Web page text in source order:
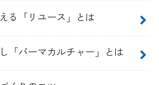
る「リユース」とは
「パーマカルチャー」とは